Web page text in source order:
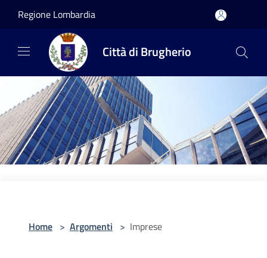
Regione Lombardia
Città di Brugherio
Home > Argomenti > Imprese